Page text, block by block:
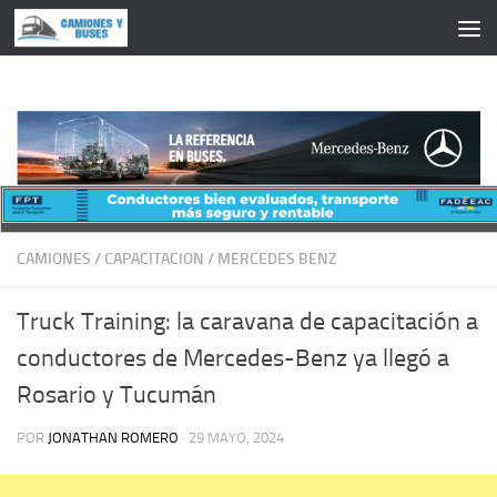
Saltar al contenido
CAMIONES / CAPACITACION / MERCEDES BENZ
Truck Training: la caravana de capacitación a
conductores de Mercedes-Benz ya llegó a
Rosario y Tucumán
POR JONATHAN ROMERO · 29 MAYO, 2024